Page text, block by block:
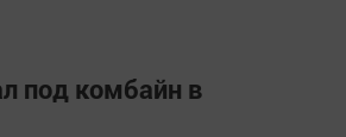
под комбайн в